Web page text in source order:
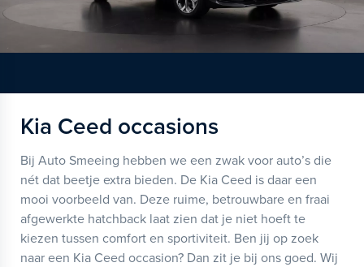
Kia Ceed occasions
Bij Auto Smeeing hebben we een zwak voor auto’s die
nét dat beetje extra bieden. De Kia Ceed is daar een
mooi voorbeeld van. Deze ruime, betrouwbare en fraai
afgewerkte hatchback laat zien dat je niet hoeft te
kiezen tussen comfort en sportiviteit. Ben jij op zoek
naar een Kia Ceed occasion? Dan zit je bij ons goed. Wij